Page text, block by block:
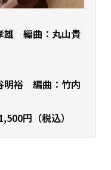
雄 編曲：丸山貴
明裕 編曲：竹内
円（税込）